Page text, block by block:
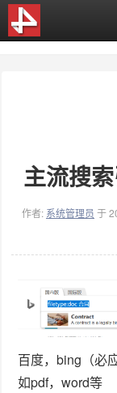
主流搜
作者: 系统管理员 于
百度，bing（必
如pdf，word等